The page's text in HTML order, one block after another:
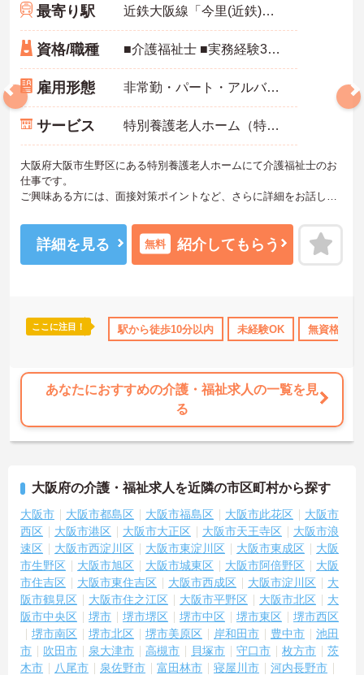
格取得サポート 研修制度あり 社会保険完備 交通費支給
最寄り駅 近鉄大阪線「今里(近鉄)駅」徒歩5分
資格/職種 ■介護福祉士 ■実務経験3年以上ある方
雇用形態 非常勤・パート・アルバイト
サービス 特別養護老人ホーム（特養）
大阪府大阪市生野区にある特別養護老人ホームにて介護福祉士のお
仕事です。
ご興味ある方には、面接対策ポイントなど、さらに詳細をお話しい
詳細を見る 無料 紹介してもらう
ここに注目！ 駅から徒歩10分以内 未経験OK 無資格OK
あなたにおすすめの介護・福祉求人の一覧を見
る
大阪府の介護・福祉求人を近隣の市区町村から探す
大阪市 大阪市都島区 大阪市福島区 大阪市此花区
大阪市
西区
大阪市港区 大阪市大正区 大阪市天王寺区
大阪市浪
速区
大阪市西淀川区 大阪市東淀川区 大阪市東成区
大阪
市生野区
大阪市旭区 大阪市城東区 大阪市阿倍野区
大阪
市住吉区
大阪市東住吉区 大阪市西成区 大阪市淀川区
大
阪市鶴見区
大阪市住之江区 大阪市平野区 大阪市北区
大
阪市中央区
堺市 堺市堺区 堺市中区 堺市東区
堺市西区
堺市南区
堺市北区 堺市美原区 岸和田市 豊中市
池田
市
吹田市 泉大津市 高槻市 貝塚市 守口市 枚方市
茨
木市
八尾市 泉佐野市 富田林市 寝屋川市
河内長野市